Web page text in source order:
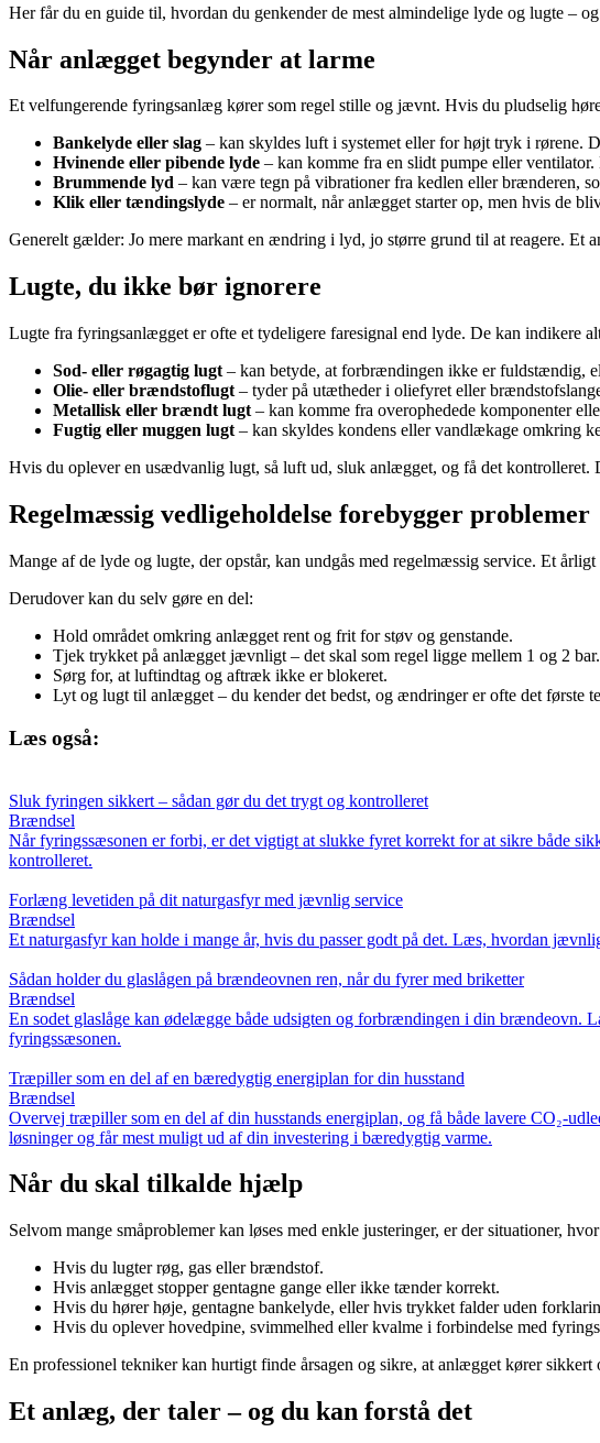
Her får du en guide til, hvordan du genkender de mest almindelige lyde og lugte –
Når anlægget begynder at larme
Et velfungerende fyringsanlæg kører som regel stille og jævnt. Hvis du pludselig
Bankelyde eller slag – kan skyldes luft i systemet eller for højt tryk i rørene.
Hvinende eller pibende lyde – kan komme fra en slidt pumpe eller
Brummende lyd – kan være tegn på vibrationer fra kedlen eller brænderen,
Klik eller tændingslyde – er normalt, når anlægget starter op, men hvis de
Generelt gælder: Jo mere markant en ændring i lyd, jo større grund til at reagere.
Lugte, du ikke bør ignorere
Lugte fra fyringsanlægget er ofte et tydeligere faresignal end lyde. De kan indikere
Sod- eller røgagtig lugt – kan betyde, at forbrændingen ikke er fuldstændig,
Olie- eller brændstoflugt – tyder på utætheder i oliefyret eller
Metallisk eller brændt lugt – kan komme fra overophedede komponenter
Fugtig eller muggen lugt – kan skyldes kondens eller vandlækage omkring
Hvis du oplever en usædvanlig lugt, så luft ud, sluk anlægget, og få det kontrolleret.
Regelmæssig vedligeholdelse forebygger problemer
Mange af de lyde og lugte, der opstår, kan undgås med regelmæssig service. Et
Derudover kan du selv gøre en del:
Hold området omkring anlægget rent og frit for støv og genstande.
Tjek trykket på anlægget jævnligt – det skal som regel ligge mellem 1 og 2 bar.
Sørg for, at luftindtag og aftræk ikke er blokeret.
Lyt og lugt til anlægget – du kender det bedst, og ændringer er ofte det første
Læs også:
Sluk fyringen sikkert – sådan gør du det trygt og kontrolleret
Brændsel
Når fyringssæsonen er forbi, er det vigtigt at slukke fyret korrekt for at sikre både
kontrolleret.
Forlæng levetiden på dit naturgasfyr med jævnlig service
Brændsel
Et naturgasfyr kan holde i mange år, hvis du passer godt på det. Læs, hvordan
Sådan holder du glaslågen på brændeovnen ren, når du fyrer med briketter
Brændsel
En sodet glaslåge kan ødelægge både udsigten og forbrændingen i din brændeovn.
fyringssæsonen.
Træpiller som en del af en bæredygtig energiplan for din husstand
Brændsel
Overvej træpiller som en del af din husstands energiplan, og få både lavere CO₂-
løsninger og får mest muligt ud af din investering i bæredygtig varme.
Når du skal tilkalde hjælp
Selvom mange småproblemer kan løses med enkle justeringer, er der situationer,
Hvis du lugter røg, gas eller brændstof.
Hvis anlægget stopper gentagne gange eller ikke tænder korrekt.
Hvis du hører høje, gentagne bankelyde, eller hvis trykket falder uden
Hvis du oplever hovedpine, svimmelhed eller kvalme i forbindelse med
En professionel tekniker kan hurtigt finde årsagen og sikre, at anlægget kører sikkert
Et anlæg, der taler – og du kan forstå det